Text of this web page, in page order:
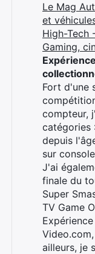
Le Mag
et
High-Tech
Gaming,
Fort d'une
compteur,
catégories
depuis
sur
J'ai
finale du
Super
TV Game
ailleurs, je